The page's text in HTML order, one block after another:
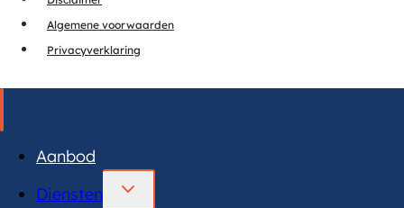
Algemene voorwaarden
Privacyverklaring
Aanbod
Diensten
TOGGLE